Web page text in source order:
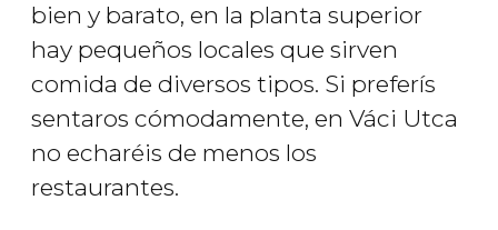
bien y barato, en la planta superior
hay pequeños locales que sirven
comida de diversos tipos. Si preferís
sentaros cómodamente, en Váci Utca
no echaréis de menos los
restaurantes.